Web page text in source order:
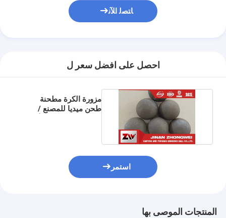
ﺎﺘﺼﻟ ﺍﻶﻧ
احصل على افضل سعر ل
مزورة الكرة مطحنة
طحن ميديا ​​للمصنع /
استمر
المنتجات الموصى بها